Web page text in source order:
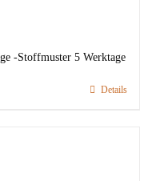
-Stoffmuster 5 Werktage
Details